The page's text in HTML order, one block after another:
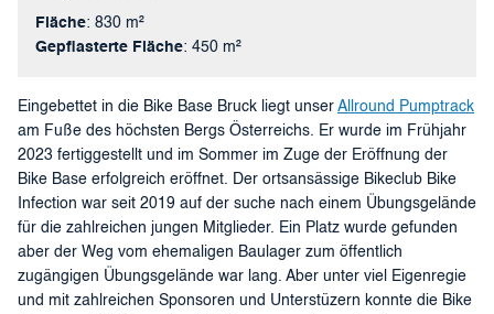
Fläche: 830 m²
Gepflasterte Fläche: 450 m²
Eingebettet in die Bike Base Bruck liegt unser Allround Pumptrack
am Fuße des höchsten Bergs Österreichs. Er wurde im Frühjahr
2023 fertiggestellt und im Sommer im Zuge der Eröffnung der
Bike Base erfolgreich eröffnet. Der ortsansässige Bikeclub Bike
Infection war seit 2019 auf der suche nach einem Übungsgelände
für die zahlreichen jungen Mitglieder. Ein Platz wurde gefunden
aber der Weg vom ehemaligen Baulager zum öffentlich
zugängigen Übungsgelände war lang. Aber unter viel Eigenregie
und mit zahlreichen Sponsoren und Unterstüzern konnte die Bike